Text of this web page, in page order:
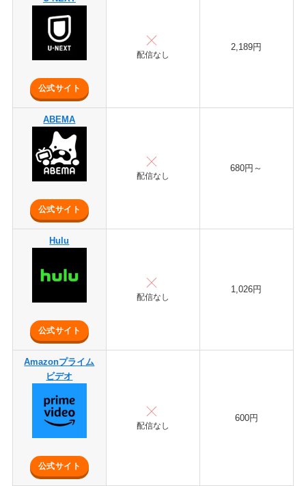
公式サイト
配信なし
2,189円
ABEMA
公式サイト
配信なし
680円～
Hulu
公式サイト
配信なし
1,026円
Amazonプライム
ビデオ
公式サイト
配信なし
600円